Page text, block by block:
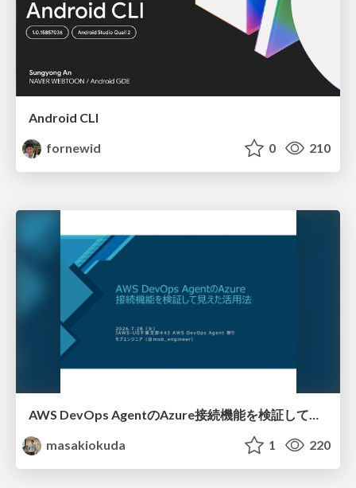
Android CLI
fornewid
0 210
masakiokuda
1 220